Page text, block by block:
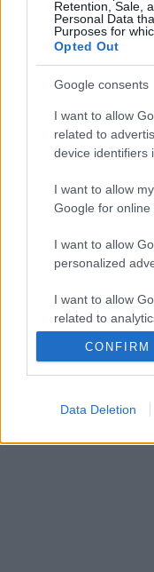
Retention, Sale,
Personal Data
Purposes for
Opted Out
Google consents
I want to allow
related to
device identifiers
I want to allow
Google for online
I want to allow
personalized
I want to allow
related to
I want to allow
related to
CONFIRM
Data Deletion
matchs des
ou non. Il suffit
pour connaitre